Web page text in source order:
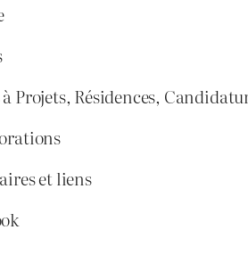
Projets, Résidences,
et liens